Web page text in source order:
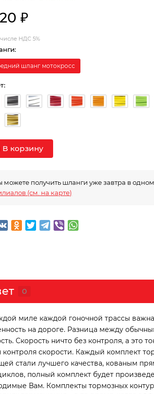
₽
НДС 5%
шланг мотокросс
В корзину
можете получить шланги уже завтра в
(см. на карте)
0
миле каждой гоночной трассы важна
на дороге. Разница между
Скорость ничто без контроля, а это
скорости. Каждый комплект
стали лучшего качества, кованым
полный комплект будет
Вам. Комплекты тормозных